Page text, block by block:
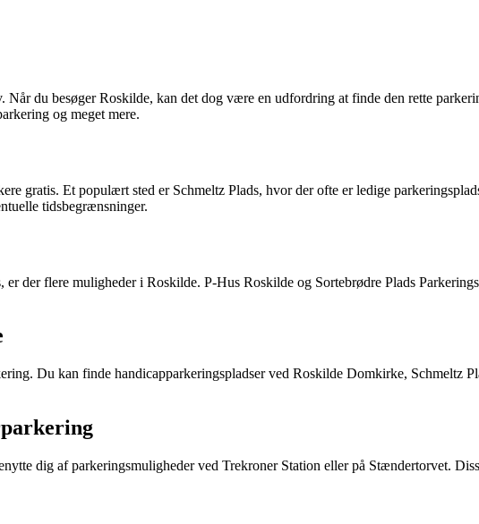
du besøger Roskilde, kan det dog være en udfordring at finde den rette
og meget mere.
gratis. Et populært sted er Schmeltz Plads, hvor der ofte er ledige
tidsbegrænsninger.
der flere muligheder i Roskilde. P-Hus Roskilde og Sortebrødre Plads
Du kan finde handicapparkeringspladser ved Roskilde Domkirke, Schmeltz
dig af parkeringsmuligheder ved Trekroner Station eller på Stændertorvet.